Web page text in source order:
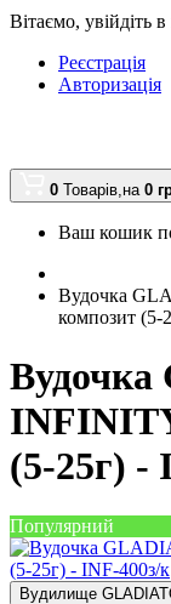
Вітаємо, увійдіть
Реєстрація
Авторизація
0 Товарів,на 0
Ваш кошик
Вудочка
композит (5-
Вудочка
(5-25г) -
Популярний
Вудилище